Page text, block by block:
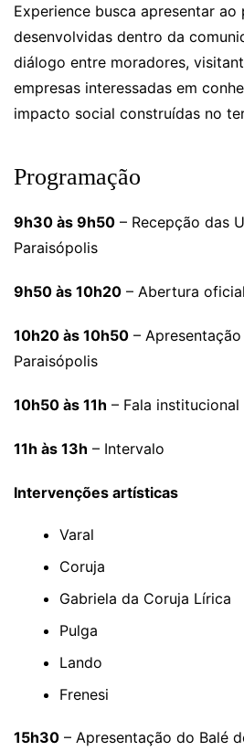
Experience busca apresentar
desenvolvidas dentro da
diálogo entre moradores,
empresas interessadas em
impacto social construídas no
Programação
9h30 às 9h50 – Recepção das
Paraisópolis
9h50 às 10h20 – Abertura oficial
10h20 às 10h50 –
Paraisópolis
10h50 às 11h – Fala institucional
11h às 13h – Intervalo
Intervenções artísticas
Varal
Coruja
Gabriela da Coruja Lírica
Pulga
Lando
Frenesi
15h30 – Apresentação do Balé